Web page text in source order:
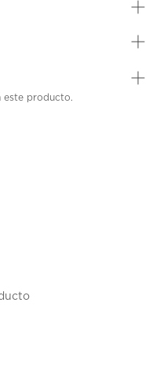
este producto.